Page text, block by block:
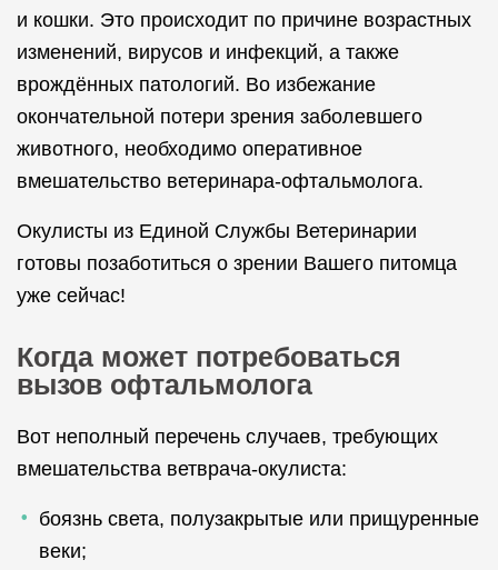
и кошки. Это происходит по причине возрастных
изменений, вирусов и инфекций, а также
врождённых патологий. Во избежание
окончательной потери зрения заболевшего
животного, необходимо оперативное
вмешательство ветеринара-офтальмолога.
Окулисты из Единой Службы Ветеринарии
готовы позаботиться о зрении Вашего питомца
уже сейчас!
Когда может потребоваться
вызов офтальмолога
Вот неполный перечень случаев, требующих
вмешательства ветврача-окулиста:
боязнь света, полузакрытые или прищуренные
веки;